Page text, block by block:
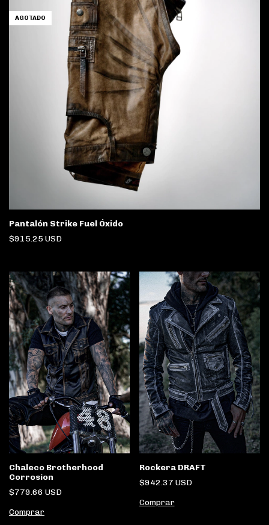
AGOTADO
Pantalón Strike Fuel Óxido
$915.25 USD
Chaleco Brotherhood
Corrosion
$779.66 USD
Comprar
Rockera DRAFT
$942.37 USD
Comprar